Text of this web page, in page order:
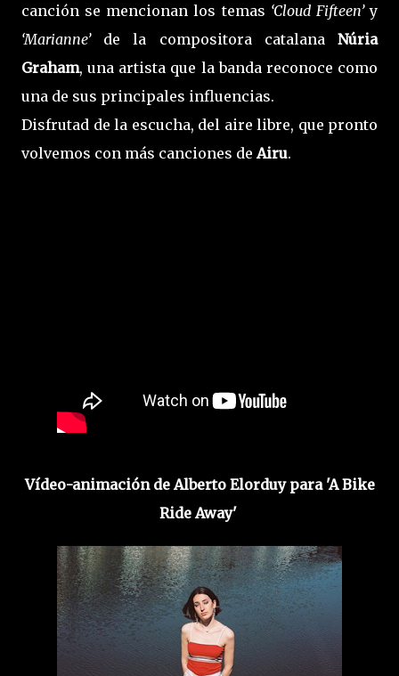
canción se mencionan los temas ‘Cloud Fifteen’y
‘Marianne’de la compositora catalana Núria
Graham, una artista que la banda reconoce como
una de sus principales influencias.
Disfrutad de la escucha, del aire libre, que pronto
volvemos con más canciones de Airu.
Vídeo-animación de Alberto Elorduy para 'A Bike
Ride Away'